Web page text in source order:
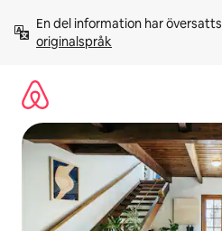
innehåll
En del information har
originalspråk